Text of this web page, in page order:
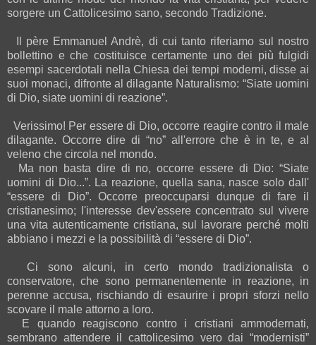
sorgere un Cattolicesimo sano, secondo Tradizione.
Il père Emmanuel Andrè, di cui tanto riferiamo sul nostro
bollettino e che costituisce certamente uno dei più fulgidi
esempi sacerdotali nella Chiesa dei tempi moderni, disse ai
suoi monaci, difronte al dilagante Naturalismo: “Siate uomini
di Dio, siate uomini di reazione”.
Verissimo! Per essere di Dio, occorre reagire contro il male
dilagante. Occorre dire di “no” all'errore che è in te, e al
veleno che circola nel mondo.
Ma non basta dire di no, occorre essere di Dio: “Siate
uomini di Dio...”. La reazione, quella sana, nasce solo dall'
“essere di Dio”. Occorre preoccuparsi dunque di fare il
cristianesimo; l'interesse dev'essere concentrato sul vivere
una vita autenticamente cristiana, sul lavorare perché molti
abbiano i mezzi e la possibilità di “essere di Dio”.
Ci sono alcuni, in certo mondo tradizionalista o
conservatore, che sono permanentemente in reazione, in
perenne accusa, rischiando di esaurire i propri sforzi nello
scovare il male attorno a loro.
E quando reagiscono contro i cristiani ammodernati,
sembrano attendere il cattolicesimo vero dai “modernisti”